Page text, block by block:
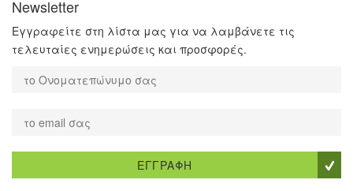
Newsletter
Εγγραφείτε στη λίστα μας για να λαμβάνετε τις
τελευταίες ενημερώσεις και προσφορές.
ΕΓΓΡΑΦΗ